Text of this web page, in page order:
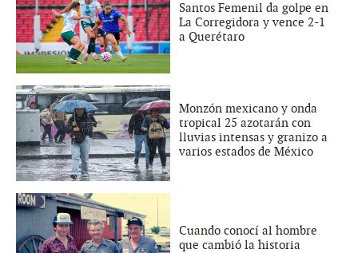
Santos Femenil da golpe en
La Corregidora y vence 2-1
a Querétaro
Monzón mexicano y onda
tropical 25 azotarán con
lluvias intensas y granizo a
varios estados de México
Cuando conocí al hombre
que cambió la historia